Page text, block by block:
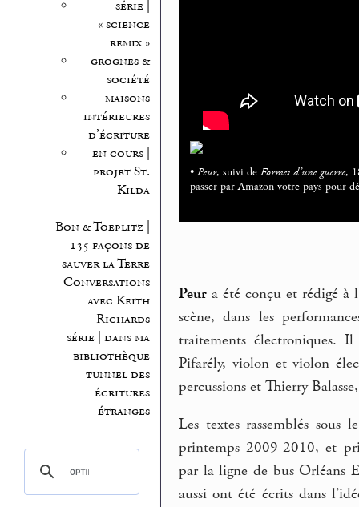
série |
« science
remix »
grognes &
société
maisons
intérieures
d’écriture
en cours |
projet St.
Kilda
Bon & Toeplitz |
135 façons de
sauver la Terre
Conversations
avec Keith
Richards
série | dans ma
bibliothèque
tunnel des
écritures
étranges
• Peur, suivi de Formes d’une guerre,
passer par Amazon votre pays pour
Peur a été conçu et rédigé à
scène, dans les
traitements électroniques.
Pifarély, violon et violon
percussions et Thierry
Les textes rassemblés sous
printemps 2009-2010, et
par la ligne de bus Orléans
aussi ont été écrits dans